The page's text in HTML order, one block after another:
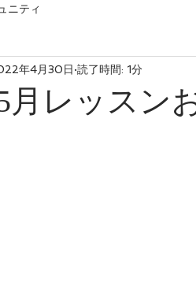
ニティ
月レッスン
年4月30日 読了時間: 1分